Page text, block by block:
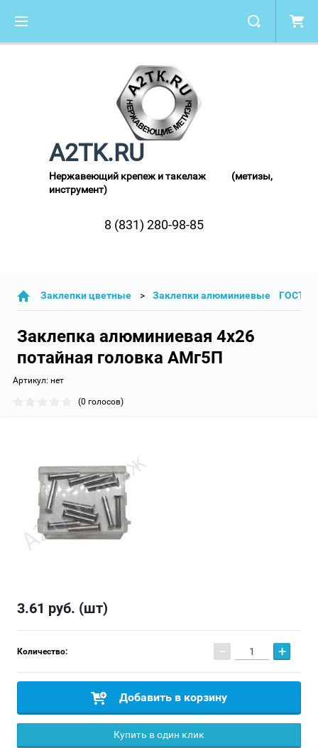
A2TK.RU
Нержавеющий крепеж и такелаж (метизы,
инструмент)
8 (831) 280-98-85
Заклепки цветные Заклепки алюминиевые ГОСТ
Заклепка алюминиевая 4х26
потайная головка АМг5П
Артикул: нет
(0 голосов)
3.61 руб. (шт)
Количество: − +
Добавить в корзину
Купить в один клик